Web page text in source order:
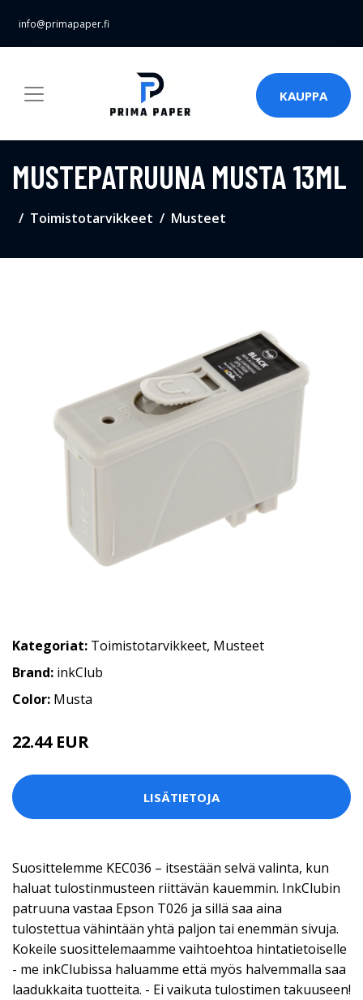
info@primapaper.fi
KAUPPA
MUSTEPATRUUNA MUSTA 13ML
Toimistotarvikkeet Musteet
Kategoriat: Toimistotarvikkeet, Musteet
Brand: inkClub
Color: Musta
22.44 EUR
LISÄTIETOJA
Suosittelemme KEC036 – itsestään selvä valinta, kun
haluat tulostinmusteen riittävän kauemmin. InkClubin
patruuna vastaa Epson T026 ja sillä saa aina
tulostettua vähintään yhtä paljon tai enemmän sivuja.
Kokeile suosittelemaamme vaihtoehtoa hintatietoiselle
- me inkClubissa haluamme että myös halvemmalla saa
laadukkaita tuotteita. - Ei vaikuta tulostimen takuuseen!